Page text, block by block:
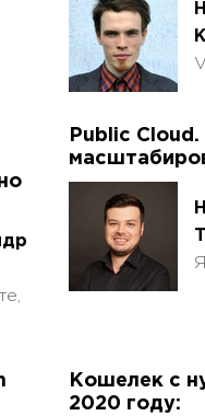
Public
Кошелек с
2020 году: